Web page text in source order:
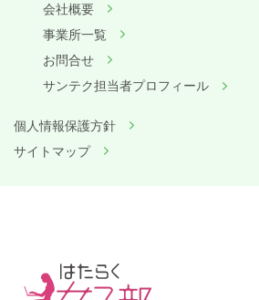
会社概要
事業所一覧
お問合せ
サンテク担当者プロフィール
個人情報保護方針
サイトマップ